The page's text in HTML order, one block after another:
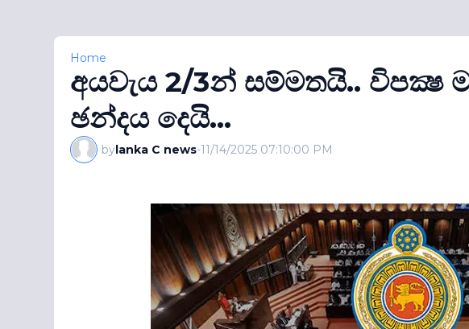
Home
අයවැය 2/3න් සම්මතයි.. විපක්‍ෂ
ඡන්දය දෙයි...
bylanka C news-11/14/2025 07:10:00 PM